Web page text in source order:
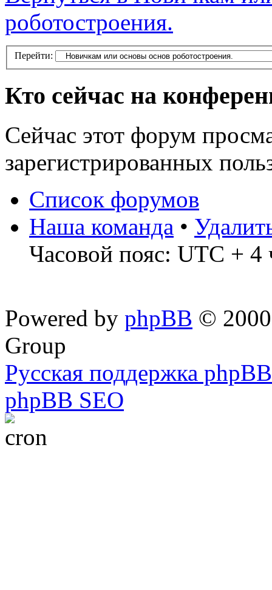
роботостроения.
Перейти:
Кто сейчас на
Сейчас этот форум
зарегистрированных
Список форумов
Наша команда •
Часовой пояс: UTC + 4
Powered by phpBB ©
Group
Русская поддержка phpBB
phpBB SEO